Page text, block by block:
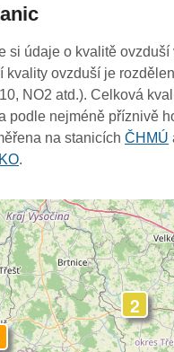
si údaje o kvalitě ovzduší
kvality ovzduší je
NO2 atd.). Celková
podle nejméně příznivě
na stanicích ČHMÚ
.
2